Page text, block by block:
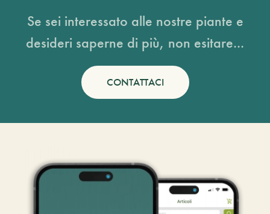
Se sei interessato alle nostre piante e
desideri saperne di più, non esitare...
CONTATTACI